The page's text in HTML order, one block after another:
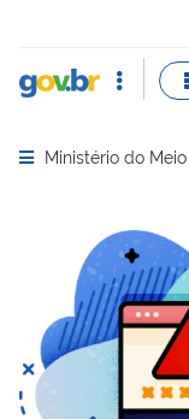
Abrir menu
Ministério do